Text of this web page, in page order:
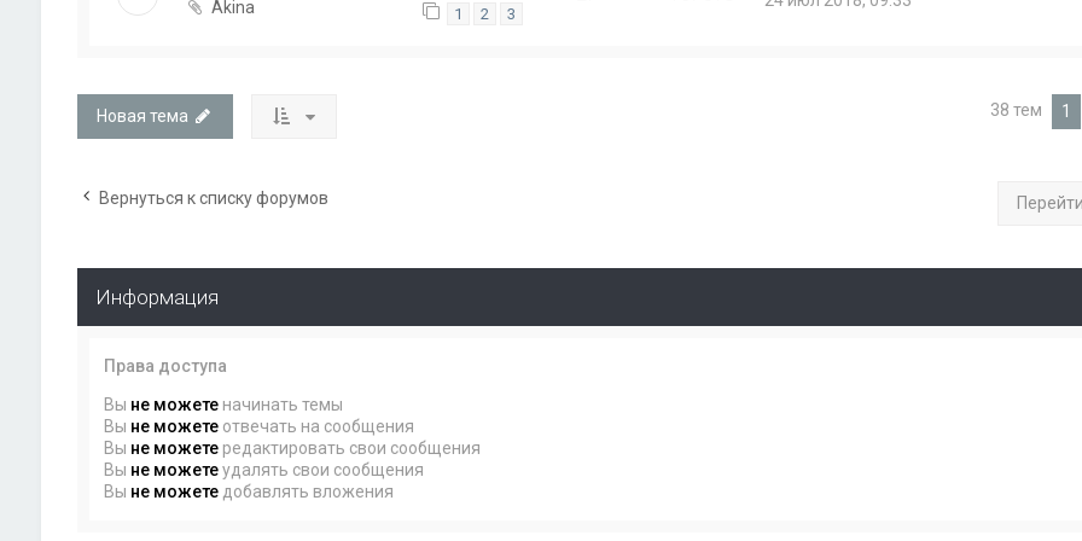
Akina 1 2 3
Новая тема 38 тем 1
Вернуться к списку форумов Перейти
Информация
Права доступа
Вы не можетеначинать темы
Вы не можетеотвечать на сообщения
Вы не можетередактировать свои сообщения
Вы не можетеудалять свои сообщения
Вы не можетедобавлять вложения